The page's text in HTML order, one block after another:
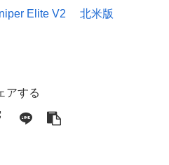
Elite V2 北米版
アする